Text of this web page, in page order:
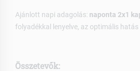
Ajánlott napi adagolás: naponta 2x1
folyadékkal lenyelve, az optimális hatás
Összetevők: